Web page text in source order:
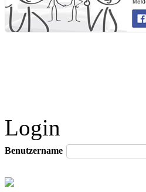
Login
Benutzername